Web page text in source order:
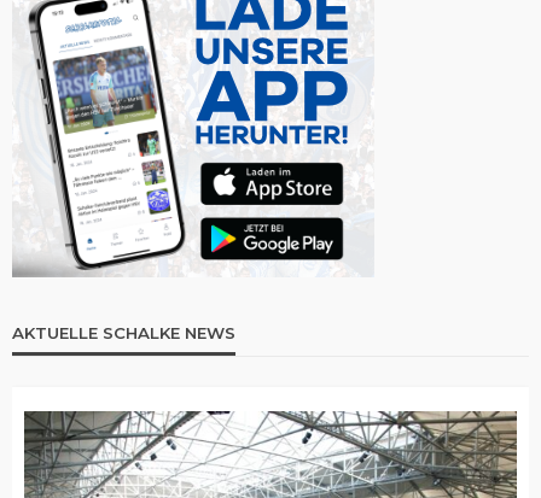
AKTUELLE SCHALKE NEWS